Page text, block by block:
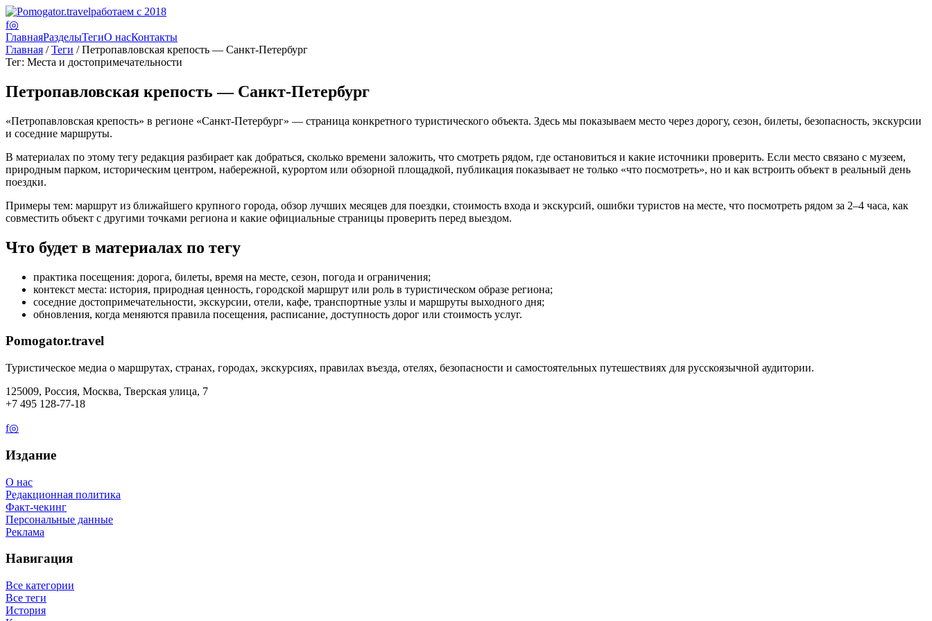
работаем с 2018
f◎
ГлавнаяРазделыТегиО насКонтакты
Главная /Теги / Петропавловская крепость — Санкт-Петербург
Тег: Места и достопримечательности
Петропавловская крепость — Санкт-Петербург
«Петропавловская крепость» в регионе «Санкт-Петербург» — страница конкретного туристического объекта. Здесь мы показываем место через дорогу, сезон, билеты, безопасность, экскурсии
и соседние маршруты.
В материалах по этому тегу редакция разбирает как добраться, сколько времени заложить, что смотреть рядом, где остановиться и какие источники проверить. Если место связано с музеем,
природным парком, историческим центром, набережной, курортом или обзорной площадкой, публикация показывает не только «что посмотреть», но и как встроить объект в реальный день
поездки.
Примеры тем: маршрут из ближайшего крупного города, обзор лучших месяцев для поездки, стоимость входа и экскурсий, ошибки туристов на месте, что посмотреть рядом за 2–4 часа, как
совместить объект с другими точками региона и какие официальные страницы проверить перед выездом.
Что будет в материалах по тегу
практика посещения: дорога, билеты, время на месте, сезон, погода и ограничения;
контекст места: история, природная ценность, городской маршрут или роль в туристическом образе региона;
соседние достопримечательности, экскурсии, отели, кафе, транспортные узлы и маршруты выходного дня;
обновления, когда меняются правила посещения, расписание, доступность дорог или стоимость услуг.
Pomogator.travel
Туристическое медиа о маршрутах, странах, городах, экскурсиях, правилах въезда, отелях, безопасности и самостоятельных путешествиях для русскоязычной аудитории.
125009, Россия, Москва, Тверская улица, 7
+7 495 128-77-18
f◎
Издание
О нас
Редакционная политика
Факт-чекинг
Персональные данные
Реклама
Навигация
Все категории
Все теги
История